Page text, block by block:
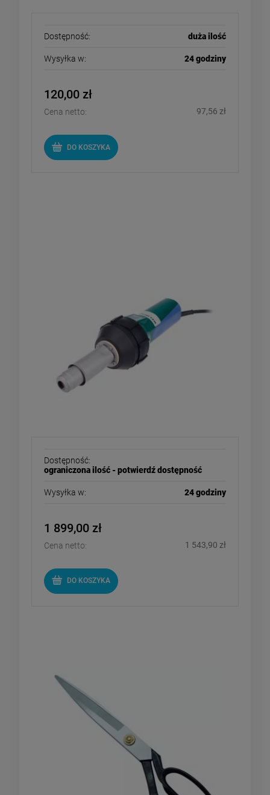
Dostępność: duża ilość
Wysyłka w: 24 godziny
120,00 zł
Cena netto: 97,56 zł
DO KOSZYKA
Dostępność:
ograniczona ilość - potwierdź dostępność
Wysyłka w: 24 godziny
1 899,00 zł
Cena netto: 1 543,90 zł
DO KOSZYKA